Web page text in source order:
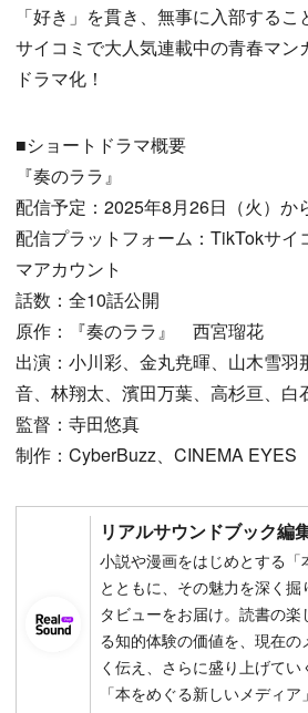
「好き」を貫き、無事に入部する
サイコミで大人気連載中の青春マン
ドラマ化！
■ショートドラマ概要
『奏のララ』
配信予定：2025年8月26日（火）か
配信プラットフォーム：TikTokサイ
マアカウント
話数：全10話公開
原作：『奏のララ』 西宮瑠花
出演：小川彩、金丸尭暉、山木雪羽
音、林翔太、濱田万葉、高杉亘、白
監督：寺田悠真
制作：CyberBuzz、CINEMA EYES
リアルサウンドブック編
小説や漫画をはじめとする「
とともに、その魅力を深く
タビューをお届け。読書の
る知的体験の価値を、現在
く伝え、さらに盛り上げて
「本をめぐる新しいメディア